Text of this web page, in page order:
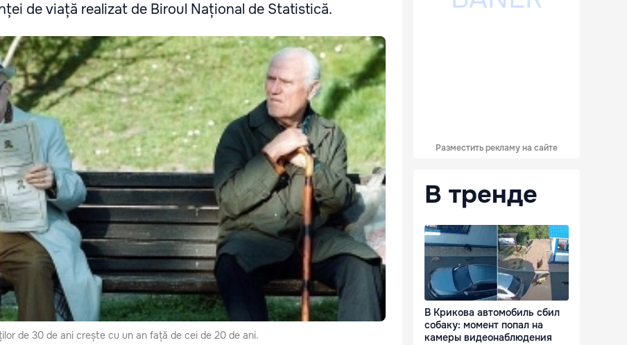
de viață realizat de Biroul Național de Statistică.
de 30 de ani crește cu un an față de cei de 20 de ani.
Разместить рекламу на сайте
В тренде
В Крикова автомобиль сбил
собаку: момент попал на
камеры видеонаблюдения